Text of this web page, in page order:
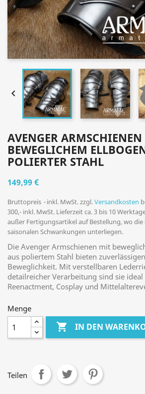

AVENGER
BEWEGLICHEM
POLIERTER STAHL
149,99 €
Bruttopreis inkl. MwSt. zzgl.Versandkosten
300,- inkl. MwSt. Lieferzeit ca. 3 bis 10
außer Fertigungsartikel auf Bestellung, wo
saisonalen Schwankungen unterliegen.
Die Avenger Armschienen mit
aus poliertem Stahl bieten
Beweglichkeit. Mit verstellbaren
detailreicher Verarbeitung sind sie ideal
Reenactment, Cosplay und
Menge
 IN DEN
Teilen